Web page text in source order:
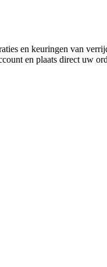
en keuringen van
en plaats direct uw